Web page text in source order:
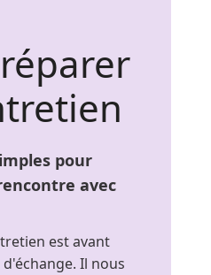
pour
avec
est avant
Il nous